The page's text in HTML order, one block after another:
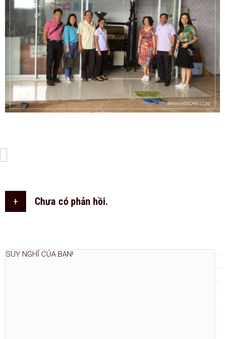
+ Chưa có phản hồi.